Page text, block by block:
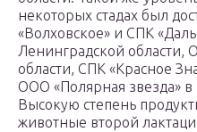
некоторых стадах был
«Волховское» и СПК
Ленинградской области,
области, СПК «Красное
ООО «Полярная звезда»
Высокую степень
животные второй